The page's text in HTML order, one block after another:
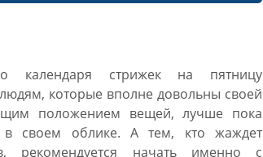
календаря стрижек на пятницу
которые вполне довольны своей
положением вещей, лучше пока
своем облике. А тем, кто жаждет
рекомендуется начать именно с